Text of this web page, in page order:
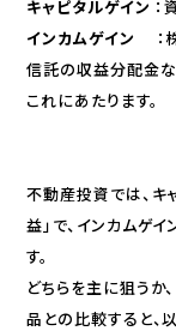
キャピタルゲイン ：
インカムゲイン ：
信託の収益分配金
これにあたります。
不動産投資では、キ
益」で、インカムゲ
す。
どちらを主に狙うか
品との比較すると、